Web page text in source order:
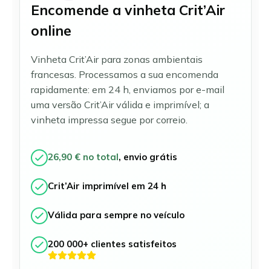
Karlsruhe
Leipzig
Limburgo
Ludwigsburgo
Magdeburgo
Mainz e Wiesbaden
Mannheim
Münster
Neu-Ulm
Offenbach am Main
Osnabrück
Ratisbona
Schwäbisch Gmünd
Encomende a vinheta Crit’Air
online
Vinheta Crit’Air para zonas ambientais
francesas. Processamos a sua encomenda
rapidamente: em 24 h, enviamos por e-mail
uma versão Crit’Air válida e imprimível; a
vinheta impressa segue por correio.
26,90 € no total, envio grátis
Crit’Air imprimível em 24 h
Válida para sempre no veículo
200 000+ clientes satisfeitos